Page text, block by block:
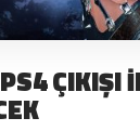
ÇIKIŞI